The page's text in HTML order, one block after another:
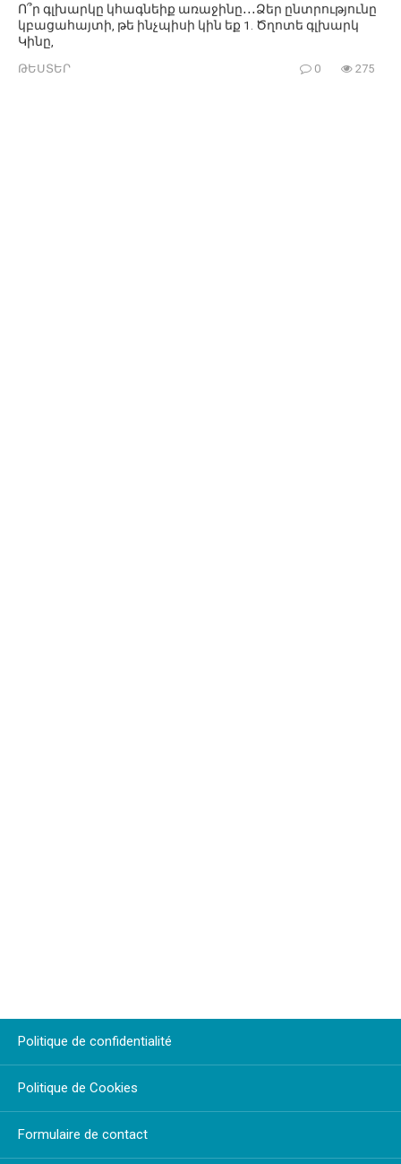
Ո՞ր գլխարկը կհագնեիք առաջինը․․․Ձեր ընտրությունը
կբացահայտի, թե ինչպիսի կին եք 1. Ծղոտե գլխարկ
Կինը,
ԹԵՍՏԵՐ 0 275
Politique de confidentialité
Politique de Cookies
Formulaire de contact